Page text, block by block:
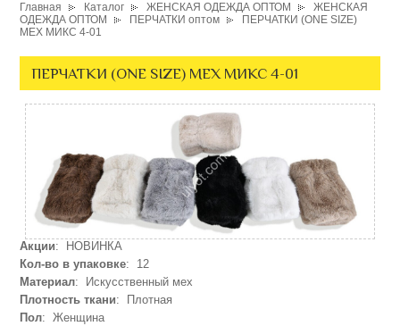
Главная Каталог ЖЕНСКАЯ ОДЕЖДА ОПТОМ
ЖЕНСКАЯ
ОДЕЖДА ОПТОМ
ПЕРЧАТКИ оптом
ПЕРЧАТКИ (ONE SIZE)
МЕХ МИКС 4-01
ПЕРЧАТКИ (ONE SIZE) МЕХ МИКС 4-01
Акции: НОВИНКА
Кол-во в упаковке: 12
Материал: Искусственный мех
Плотность ткани: Плотная
Пол: Женщина